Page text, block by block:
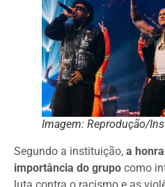
Imagem: Reprodução/
Segundo a instituição, a
importância do grupo como
luta contra o racismo e as